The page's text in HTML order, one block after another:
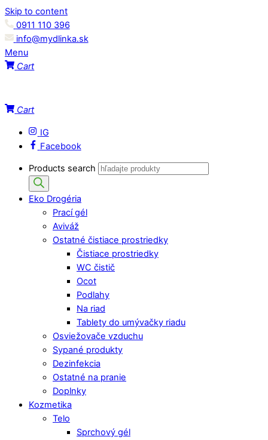
Skip to content
0911 110 396
info@mydlinka.sk
Menu
Cart
Cart
IG
Facebook
Products search
Eko Drogéria
Prací gél
Aviváž
Ostatné čistiace prostriedky
Čistiace prostriedky
WC čistič
Ocot
Podlahy
Na riad
Tablety do umývačky riadu
Osviežovače vzduchu
Sypané produkty
Dezinfekcia
Ostatné na pranie
Doplnky
Kozmetika
Telo
Sprchový gél